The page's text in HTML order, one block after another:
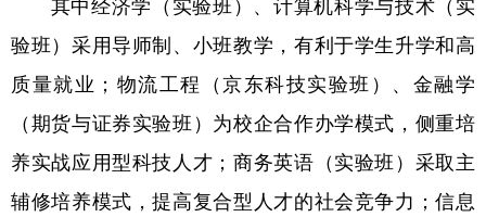
验班）采用导师制、小班教学，有利于学生升学和高
质量就业；物流工程（京东科技实验班）、金融学
（期货与证券实验班）为校企合作办学模式，侧重培
养实战应用型科技人才；商务英语（实验班）采取主
辅修培养模式，提高复合型人才的社会竞争力；信息